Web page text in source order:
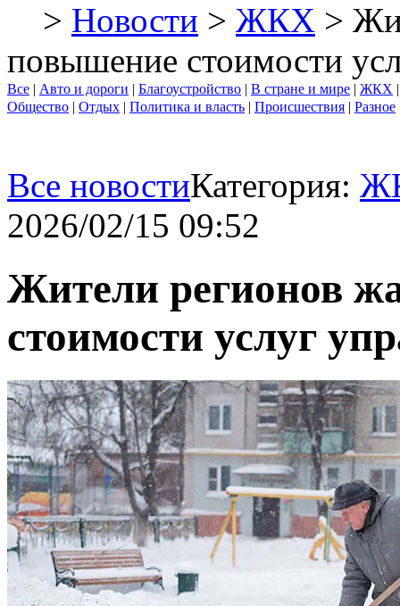
> Новости > ЖКХ >
повышение стоимости
Все | Авто и дороги | Благоустройство | В стране и мире | ЖКХ
Общество | Отдых | Политика и власть | Происшествия | Разное
Все новостиКатегория:
2026/02/15 09:52
Жители регионов
стоимости услуг